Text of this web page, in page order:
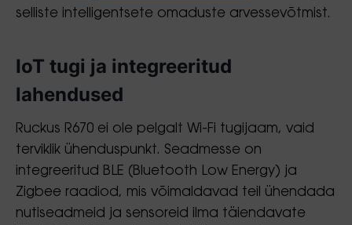
selliste intelligentsete omaduste arvessevõtmist.
IoT tugi ja integreeritud
lahendused
Ruckus R670 ei ole pelgalt Wi-Fi tugijaam, vaid
terviklik ühenduspunkt. Seadmesse on
integreeritud BLE (Bluetooth Low Energy) ja
Zigbee raadiod, mis võimaldavad teil ühendada
nutiseadmeid ja sensoreid ilma täiendavate